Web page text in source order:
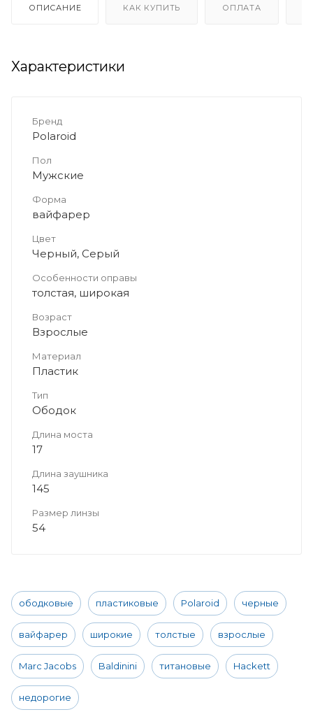
ОПИСАНИЕ КАК КУПИТЬ ОПЛАТА
Характеристики
Бренд
Polaroid
Пол
Мужские
Форма
вайфарер
Цвет
Черный, Серый
Особенности оправы
толстая, широкая
Возраст
Взрослые
Материал
Пластик
Тип
Ободок
Длина моста
17
Длина заушника
145
Размер линзы
54
ободковые пластиковые Polaroid черные
вайфарер широкие толстые взрослые
Marc Jacobs Baldinini титановые Hackett
недорогие